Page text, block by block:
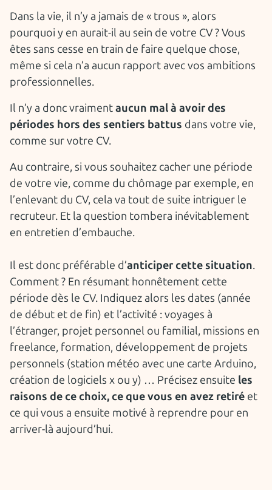
Dans la vie, il n’y a jamais de « trous », alors
pourquoi y en aurait-il au sein de votre CV ? Vous
êtes sans cesse en train de faire quelque chose,
même si cela n’a aucun rapport avec vos ambitions
professionnelles.
Il n’y a donc vraimentaucun mal à avoir des
périodes hors des sentiers battus dans votre vie,
comme sur votre CV.
Au contraire, si vous souhaitez cacher une période
de votre vie, comme du chômage par exemple, en
l’enlevant du CV, cela va tout de suite intriguer le
recruteur. Et la question tombera inévitablement
en entretien d’embauche.
Il est donc préférable d’anticiper cette situation.
Comment ? En résumant honnêtement cette
période dès le CV. Indiquez alors les dates (année
de début et de fin) et l’activité : voyages à
l’étranger, projet personnel ou familial, missions en
freelance, formation, développement de projets
personnels (station météo avec une carte Arduino,
création de logiciels x ou y) … Précisez ensuite les
raisons de ce choix, ce que vous en avez retiré et
ce qui vous a ensuite motivé à reprendre pour en
arriver-là aujourd’hui.